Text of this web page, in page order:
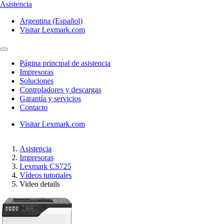
Asistencia
Argentina (Español)
Visitar Lexmark.com
Página principal de asistencia
Impresoras
Soluciones
Controladores y descargas
Garantía y servicios
Contacto
Visitar Lexmark.com
Asistencia
Impresoras
Lexmark CS725
Vídeos tutoriales
Video details